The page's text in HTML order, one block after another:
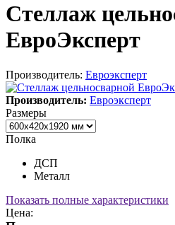
Стеллаж
ЕвроЭксперт
Производитель: Евроэксперт
Производитель: Евроэксперт
Размеры
Полка
ДСП
Металл
Показать полные характеристики
Цена: